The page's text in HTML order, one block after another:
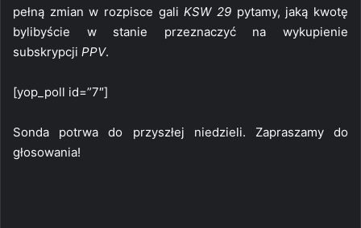
pełną zmian w rozpisce galiKSW 29 pytamy, jaką kwotę
bylibyście w stanie przeznaczyć na wykupienie
subskrypcji PPV.
[yop_poll id=”7″]
Sonda potrwa do przyszłej niedzieli. Zapraszamy do
głosowania!